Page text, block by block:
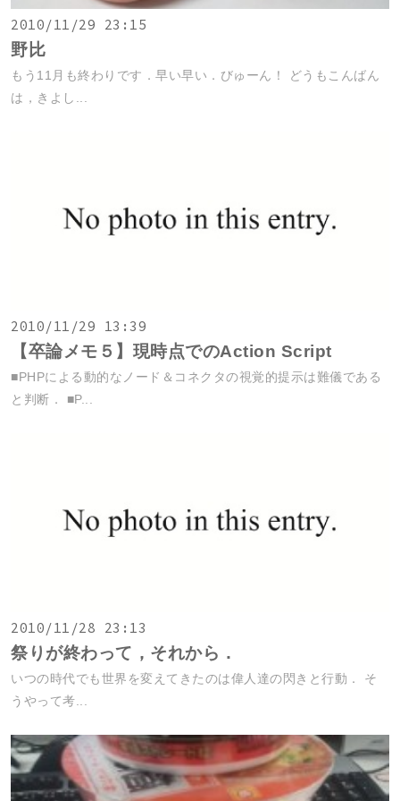
2010/11/29 23:15
野比
もう11月も終わりです．早い早い．びゅーん！ どうもこんばん
は，きよし...
2010/11/29 13:39
【卒論メモ５】現時点でのAction Script
■PHPによる動的なノード＆コネクタの視覚的提示は難儀である
と判断． ■P...
2010/11/28 23:13
祭りが終わって，それから．
いつの時代でも世界を変えてきたのは偉人達の閃きと行動． そ
うやって考...